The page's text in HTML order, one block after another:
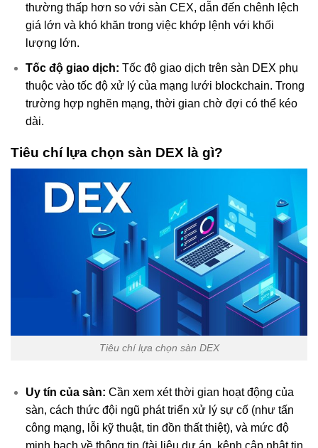
thường thấp hơn so với sàn CEX, dẫn đến chênh lệch
giá lớn và khó khăn trong việc khớp lệnh với khối
lượng lớn.
Tốc độ giao dịch: Tốc độ giao dịch trên sàn DEX phụ
thuộc vào tốc độ xử lý của mạng lưới blockchain. Trong
trường hợp nghẽn mạng, thời gian chờ đợi có thể kéo
dài.
Tiêu chí lựa chọn sàn DEX là gì?
Tiêu chí lựa chọn sàn DEX
Uy tín của sàn: Cần xem xét thời gian hoạt động của
sàn, cách thức đội ngũ phát triển xử lý sự cố (như tấn
công mạng, lỗi kỹ thuật, tin đồn thất thiệt), và mức độ
minh bạch về thông tin (tài liệu dự án, kênh cập nhật tin